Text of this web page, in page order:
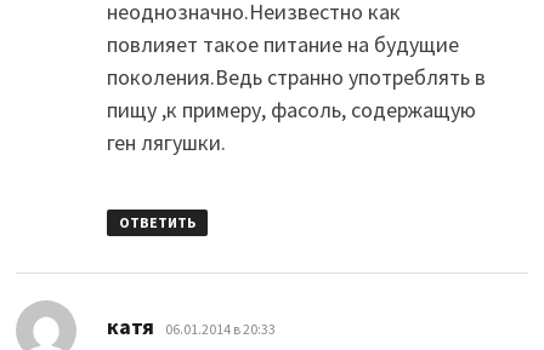
неоднозначно.Неизвестно как
повлияет такое питание на будущие
поколения.Ведь странно употреблять в
пищу ,к примеру, фасоль, содержащую
ген лягушки.
ОТВЕТИТЬ
катя 06.01.2014 в 20:33